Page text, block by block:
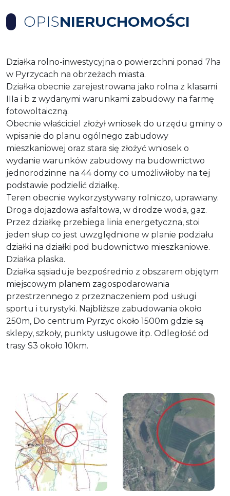
OPISNIERUCHOMOŚCI
Działka rolno-inwestycyjna o powierzchni ponad 7ha
w Pyrzycach na obrzeżach miasta.
Działka obecnie zarejestrowana jako rolna z klasami
IIIa i b z wydanymi warunkami zabudowy na farmę
fotowoltaiczną.
Obecnie właściciel złożył wniosek do urzędu gminy o
wpisanie do planu ogólnego zabudowy
mieszkaniowej oraz stara się złożyć wniosek o
wydanie warunków zabudowy na budownictwo
jednorodzinne na 44 domy co umożliwiłoby na tej
podstawie podzielić działkę.
Teren obecnie wykorzystywany rolniczo, uprawiany.
Droga dojazdowa asfaltowa, w drodze woda, gaz.
Przez działkę przebiega linia energetyczna, stoi
jeden słup co jest uwzględnione w planie podziału
działki na działki pod budownictwo mieszkaniowe.
Działka plaska.
Działka sąsiaduje bezpośrednio z obszarem objętym
miejscowym planem zagospodarowania
przestrzennego z przeznaczeniem pod usługi
sportu i turystyki. Najbliższe zabudowania około
250m, Do centrum Pyrzyc około 1500m gdzie są
sklepy, szkoły, punkty usługowe itp. Odległość od
trasy S3 około 10km.